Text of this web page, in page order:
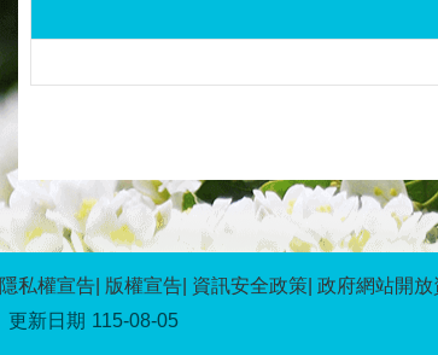
隱私權宣告 版權宣告 資訊安全政策 政府網站開放
更新日期 115-08-05